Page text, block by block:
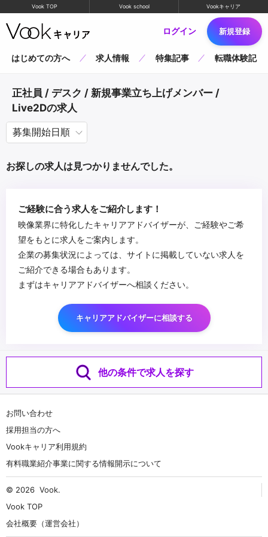
Vook TOP Vook school Vookキャリア
ログイン 新規登録
はじめての方へ 求人情報 特集記事 転職体験記
正社員 / デスク / 新規事業立ち上げメンバー /
Live2Dの求人
お探しの求人は見つかりませんでした。
ご経験に合う求人をご紹介します！
映像業界に特化したキャリアアドバイザーが、ご経験やご希
望をもとに求人をご案内します。
企業の募集状況によっては、サイトに掲載していない求人を
ご紹介できる場合もあります。
まずはキャリアアドバイザーへ相談ください。
キャリアアドバイザーに相談する
他の条件で求人を探す
お問い合わせ
採用担当の方へ
Vookキャリア利用規約
有料職業紹介事業に関する情報開示について
© 2026 Vook.
Vook TOP
会社概要（運営会社）